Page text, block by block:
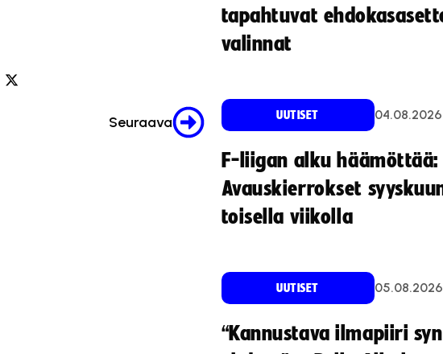
Seuraava
tapahtuvat
valinnat
UUTISET 04.08.2026
F-liigan alku häämöttää:
Avauskierrokset
toisella viikolla
UUTISET 05.08.2026
“Kannustava ilmapiiri